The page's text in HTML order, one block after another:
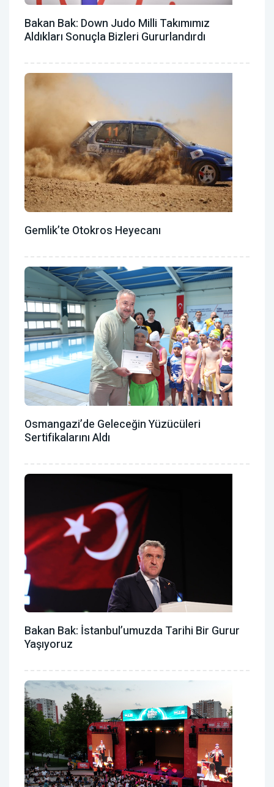
Bakan Bak: Down Judo Milli Takımımız
Aldıkları Sonuçla Bizleri Gururlandırdı
Gemlik’te Otokros Heyecanı
Osmangazi’de Geleceğin Yüzücüleri
Sertifikalarını Aldı
Bakan Bak: İstanbul’umuzda Tarihi Bir Gurur
Yaşıyoruz